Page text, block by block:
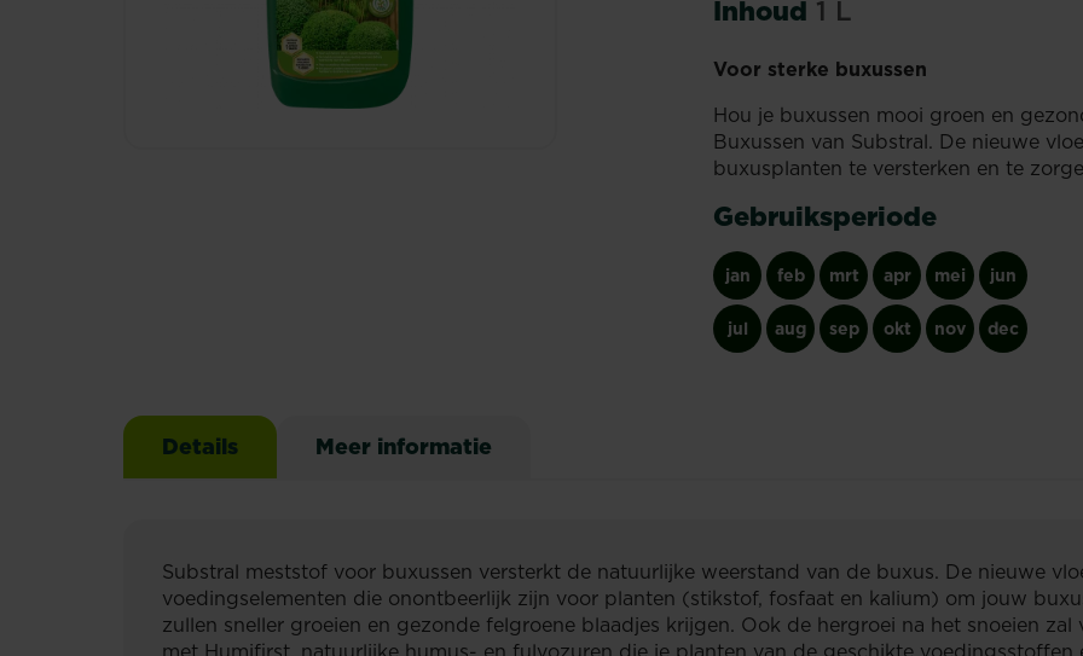
Inhoud 1 L
Voor sterke buxussen
Hou je buxussen mooi groen en
Buxussen van Substral. De nieuwe
buxusplanten te versterken en te
Gebruiksperiode
jan feb mrt apr mei jun
jul aug sep okt nov dec
Details Meer informatie
Substral meststof voor buxussen versterkt de natuurlijke weerstand van de buxus. De nieuwe
voedingselementen die onontbeerlijk zijn voor planten (stikstof, fosfaat en kalium) om jouw
zullen sneller groeien en gezonde felgroene blaadjes krijgen. Ook de hergroei na het snoeien